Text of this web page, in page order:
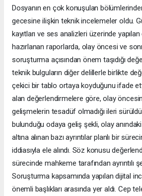
Dosyanın en çok konuşulan
gecesine ilişkin teknik incelemeler oldu.
kayıtları ve ses analizleri üzerinde yapılan
hazırlanan raporlarda, olay öncesi ve
soruşturma açısından önem taşıdığı
teknik bulguların diğer delillerle birlikte
çekici bir tablo ortaya koyduğunu ifade
alan değerlendirmelere göre, olay
gelişmelerin tesadüf olmadığı ileri
bulunduğu odaya geliş şekli, olay
altına alınan bazı ayrıntılar planlı bir
iddiasıyla ele alındı. Söz konusu
sürecinde mahkeme tarafından ayrıntılı
Soruşturma kapsamında yapılan dijital
önemli başlıkları arasında yer aldı. Cep